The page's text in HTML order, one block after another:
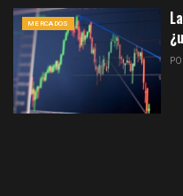
MERCADOS